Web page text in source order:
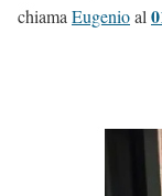
chiamaEugenioal